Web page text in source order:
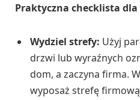
Praktyczna checklista
Wydziel strefy: Użyj
drzwi lub wyraźnych
dom, a zaczyna firma.
wyposaż strefę